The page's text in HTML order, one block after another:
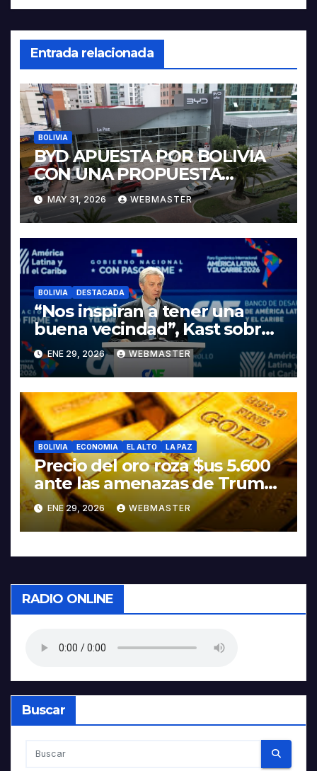
Entrada relacionada
BOLIVIA
BYD APUESTA POR BOLIVIA
CON UNA PROPUESTA
INTEGRAL PARA IMPULSAR
LA ELECTROMOVILIDAD Y LA
INDUSTRIALIZACIÓN DEL
LITIO
MAY 31, 2026 WEBMASTER
BOLIVIA DESTACADA
“Nos inspiran a tener una
buena vecindad”, Kast sobre
discurso del presidente
Rodrigo Paz
ENE 29, 2026 WEBMASTER
BOLIVIA ECONOMIA EL ALTO LA PAZ
Precio del oro roza $us 5.600
ante las amenazas de Trump
contra Irán
ENE 29, 2026 WEBMASTER
RADIO ONLINE
Buscar